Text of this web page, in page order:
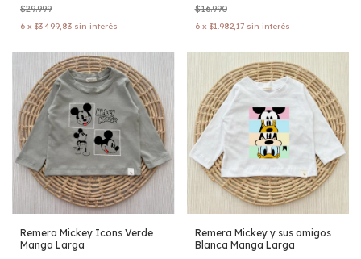
$29.999
6 x $3.499,83 sin interés
$16.990
6 x $1.982,17 sin interés
Remera Mickey Icons Verde
Manga Larga
Remera Mickey y sus amigos
Blanca Manga Larga